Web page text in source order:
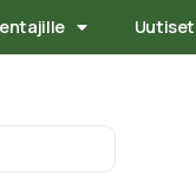
Uutiset